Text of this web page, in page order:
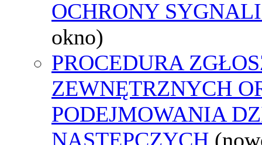
OCHRONY
okno)
PROCEDURA
ZEWNĘTRZNYCH
PODEJMOWANIA
NASTĘPCZYCH